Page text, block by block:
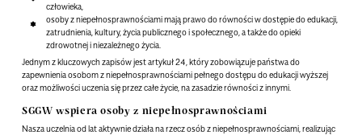
człowieka,
osoby z niepełnosprawnościami mają prawo do równości w dostępie do edukacji,
zatrudnienia, kultury, życia publicznego i społecznego, a także do opieki
zdrowotnej i niezależnego życia.
Jednym z kluczowych zapisów jest artykuł 24, który zobowiązuje państwa do
zapewnienia osobom z niepełnosprawnościami pełnego dostępu do edukacji wyższej
oraz możliwości uczenia się przez całe życie, na zasadzie równości z innymi.
SGGW wspiera osoby z niepełnosprawnościami
Nasza uczelnia od lat aktywnie działa na rzecz osób z niepełnosprawnościami, realizując